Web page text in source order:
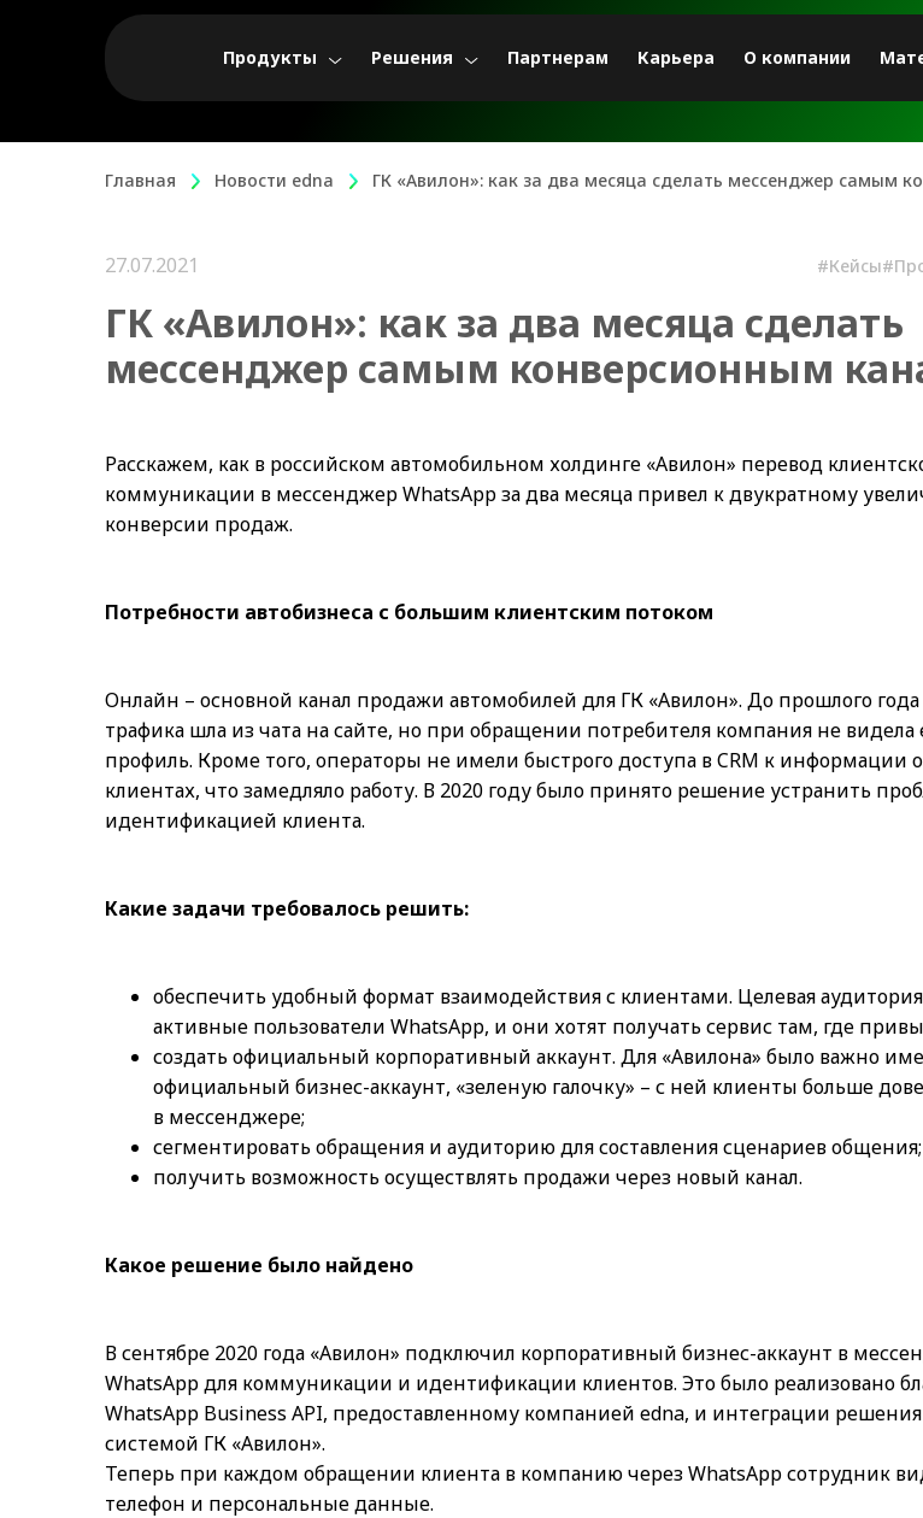
Продукты Решения Партнерам Карьера О компании
Главная Новости edna ГК «Авилон»: как за два месяца сделать мессенджер самым
27.07.2021 #Кейсы
ГК «Авилон»: как за два месяца сделать
мессенджер самым конверсионным
Расскажем, как в российском автомобильном холдинге «Авилон» перевод
коммуникации в мессенджер WhatsApp за два месяца привел к двукратному
конверсии продаж.
Потребности автобизнеса с большим клиентским потоком
Онлайн – основной канал продажи автомобилей для ГК «Авилон». До прошлого года
трафика шла из чата на сайте, но при обращении потребителя компания не
профиль. Кроме того, операторы не имели быстрого доступа в CRM к информации
клиентах, что замедляло работу. В 2020 году было принято решение устранить
идентификацией клиента.
Какие задачи требовалось решить:
обеспечить удобный формат взаимодействия с клиентами. Целевая
активные пользователи WhatsApp, и они хотят получать сервис там, где
создать официальный корпоративный аккаунт. Для «Авилона» было важно
официальный бизнес-аккаунт, «зеленую галочку» – с ней клиенты больше
в мессенджере;
сегментировать обращения и аудиторию для составления сценариев общения;
получить возможность осуществлять продажи через новый канал.
Какое решение было найдено
В сентябре 2020 года «Авилон» подключил корпоративный бизнес-аккаунт в
WhatsApp для коммуникации и идентификации клиентов. Это было реализовано
WhatsApp Business API, предоставленному компанией edna, и интеграции решения
системой ГК «Авилон».
Теперь при каждом обращении клиента в компанию через WhatsApp сотрудник
телефон и персональные данные.